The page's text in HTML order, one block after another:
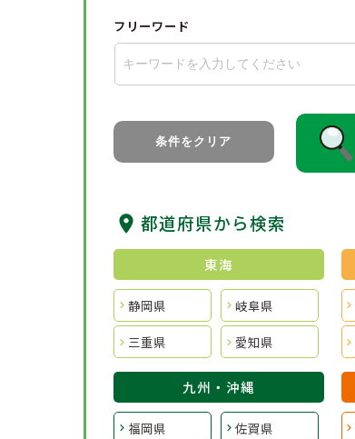
フリーワード
条件をクリア
都道府県から検索
東海
静岡県 岐阜県
三重県 愛知県
九州・沖縄
福岡県 佐賀県